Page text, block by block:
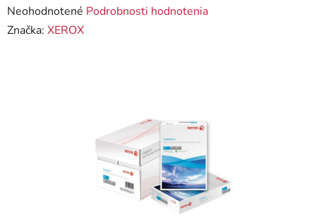
Priemerné
hodnotenie
Neohodnotené Podrobnosti hodnotenia
Značka: XEROX